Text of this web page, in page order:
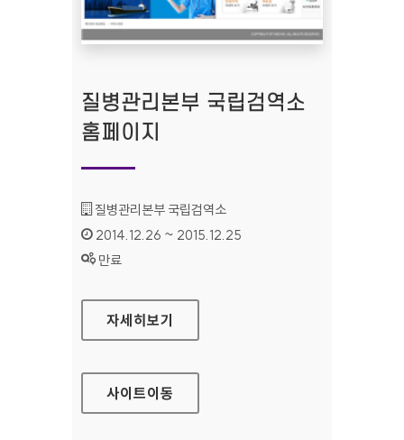
질병관리본부 국립검역소
홈페이지
기관명 :
질병관리본부 국립검역소
인증기간 :
2014.12.26 ~ 2015.12.25
상태 :
만료
질병관리본부 국립검역소 홈페이지
자세히보기
사이트이동